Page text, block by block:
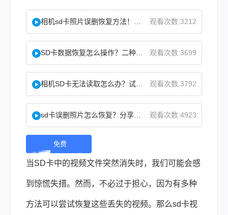
观看次数:3212
观看次数:3699
观看次数:3792
观看次数:4923
免费
下
载 |
当SD卡中的视频文件突然消失时，我们可能会感
到惊慌失措。然而，不必过于担心，因为有多种
方法可以尝试恢复这些丢失的视频。那么sd卡视